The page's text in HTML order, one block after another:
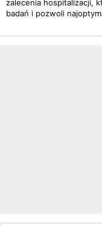
zalecenia hospitalizacji,
badań i pozwoli